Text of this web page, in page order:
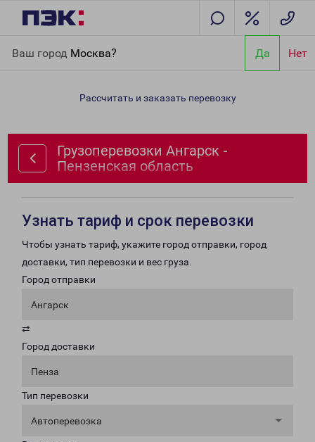
Ваш город Москва? Да Нет
область
Рассчитать и заказать перевозку
Грузоперевозки Ангарск -
Пензенская область
Узнать тариф и срок перевозки
Чтобы узнать тариф, укажите город отправки, город
доставки, тип перевозки и вес груза.
Город отправки
Ангарск
⇄
Город доставки
Пенза
Тип перевозки
Автоперевозка